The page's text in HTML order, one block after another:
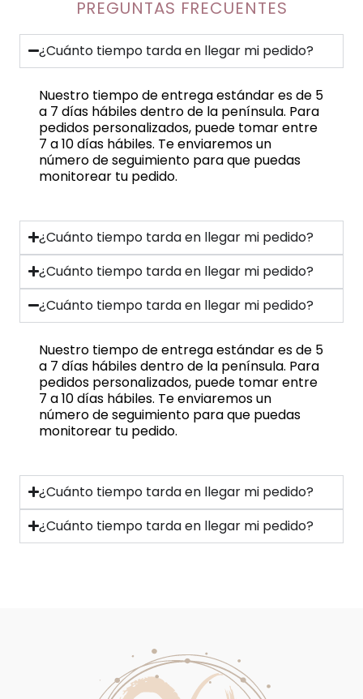
PREGUNTAS FRECUENTES
¿Cuánto tiempo tarda en llegar mi pedido?
Nuestro tiempo de entrega estándar es de 5
a 7 días hábiles dentro de la península. Para
pedidos personalizados, puede tomar entre
7 a 10 días hábiles. Te enviaremos un
número de seguimiento para que puedas
monitorear tu pedido.
¿Cuánto tiempo tarda en llegar mi pedido?
¿Cuánto tiempo tarda en llegar mi pedido?
¿Cuánto tiempo tarda en llegar mi pedido?
Nuestro tiempo de entrega estándar es de 5
a 7 días hábiles dentro de la península. Para
pedidos personalizados, puede tomar entre
7 a 10 días hábiles. Te enviaremos un
número de seguimiento para que puedas
monitorear tu pedido.
¿Cuánto tiempo tarda en llegar mi pedido?
¿Cuánto tiempo tarda en llegar mi pedido?